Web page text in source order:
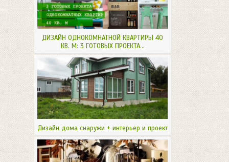
ДИЗАЙН ОДНОКОМНАТНОЙ КВАРТИРЫ 40
КВ. М: 3 ГОТОВЫХ ПРОЕКТА...
Дизайн дома снаружи + интерьер и проект